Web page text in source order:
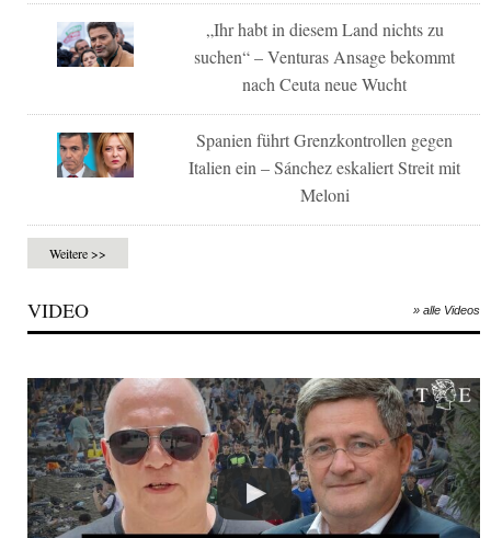
„Ihr habt in diesem Land nichts zu
suchen“ – Venturas Ansage bekommt
nach Ceuta neue Wucht
Spanien führt Grenzkontrollen gegen
Italien ein – Sánchez eskaliert Streit mit
Meloni
Weitere >>
VIDEO » alle Videos